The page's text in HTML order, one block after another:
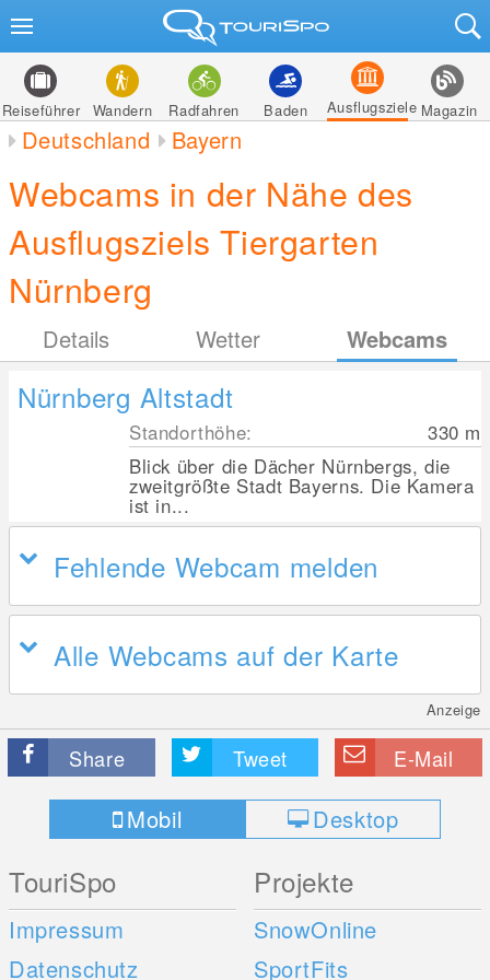
Reiseführer Wandern Radfahren Baden Ausflugsziele Magazin
Deutschland Bayern
Webcams in der Nähe des
Ausflugsziels Tiergarten
Nürnberg
Details Wetter Webcams
Nürnberg Altstadt
Standorthöhe: 330 m
Blick über die Dächer Nürnbergs, die
zweitgrößte Stadt Bayerns. Die Kamera
ist in...
Fehlende Webcam melden
Alle Webcams auf der Karte
Anzeige
Share Tweet E-Mail
Mobil Desktop
TouriSpo
Impressum
Datenschutz
Projekte
SnowOnline
SportFits